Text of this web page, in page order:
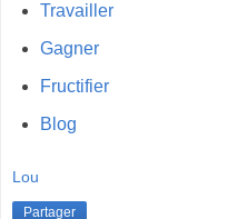
Travailler
Gagner
Fructifier
Blog
Lou
Partager